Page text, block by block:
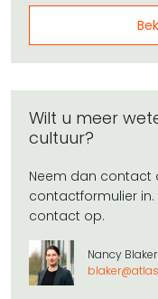
Wilt u meer
cultuur?
Neem dan contact
contactformulier
contact op.
Nancy Blaker